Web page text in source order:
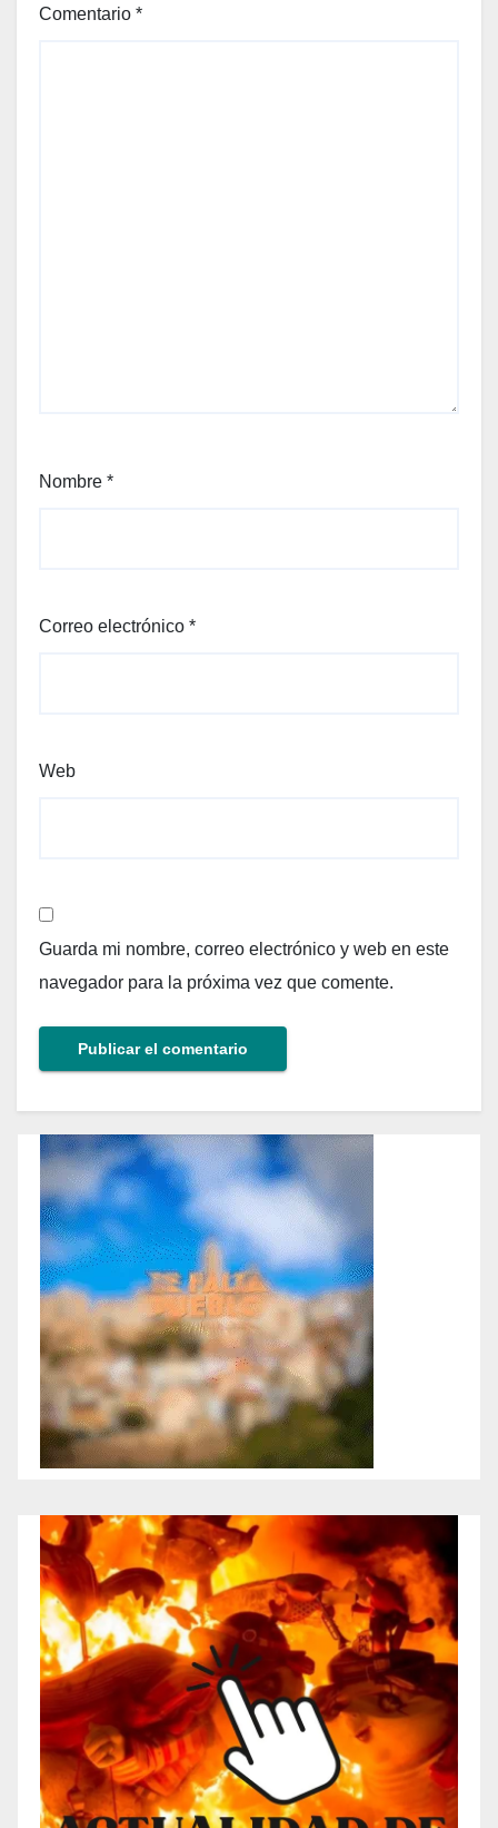
Comentario *
Nombre *
Correo electrónico *
Web
Guarda mi nombre, correo electrónico y web en este
navegador para la próxima vez que comente.